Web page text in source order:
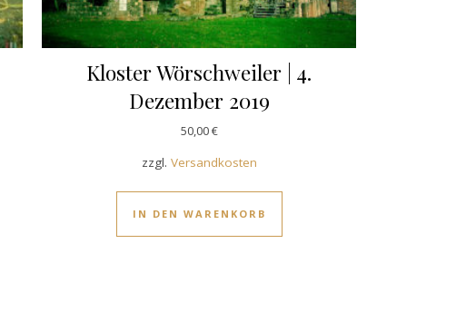
Kloster Wörschweiler | 4.
Dezember 2019
50,00€
zzgl. Versandkosten
IN DEN WARENKORB